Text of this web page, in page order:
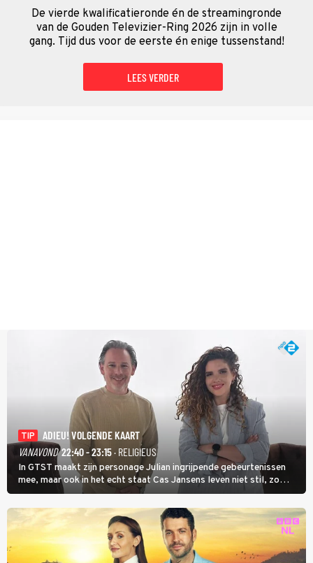
De vierde kwalificatieronde én de streamingronde
van de Gouden Televizier-Ring 2026 zijn in volle
gang. Tijd dus voor de eerste én enige tussenstand!
LEES VERDER
TIP
ADIEU! VOLGENDE KAART
VANAVOND 22:40 - 23:15· RELIGIEUS
In GTST maakt zijn personage Julian ingrijpende gebeurtenissen
mee, maar ook in het echt staat Cas Jansens leven niet stil, zo
vertelt hij in Adieu! Volgende Kaart.